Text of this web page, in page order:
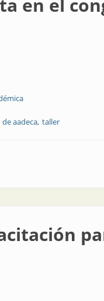
en el
aadeca taller
de AADECA